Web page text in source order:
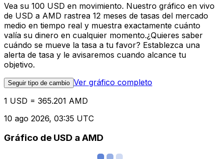
Vea su 100 USD en movimiento. Nuestro gráfico en vivo
de USD a AMD rastrea 12 meses de tasas del mercado
medio en tiempo real y muestra exactamente cuánto
valía su dinero en cualquier momento.¿Quieres saber
cuándo se mueve la tasa a tu favor? Establezca una
alerta de tasa y le avisaremos cuando alcance tu
objetivo.
Seguir tipo de cambio Ver gráfico completo
1 USD = 365.201 AMD
10 ago 2026, 03:35 UTC
Gráfico de USD a AMD